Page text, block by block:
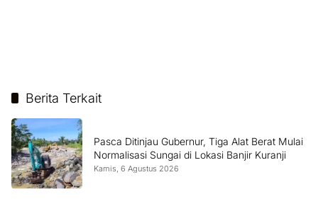
Berita Terkait
Pasca Ditinjau Gubernur, Tiga Alat Berat Mulai
Normalisasi Sungai di Lokasi Banjir Kuranji
Kamis, 6 Agustus 2026